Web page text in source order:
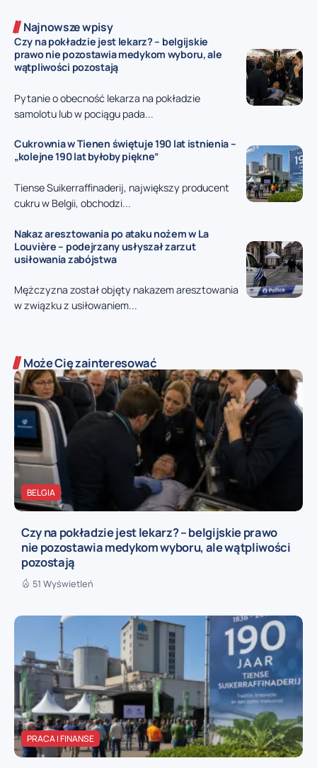
Najnowsze wpisy
Czy na pokładzie jest lekarz? – belgijskie
prawo nie pozostawia medykom wyboru, ale
wątpliwości pozostają
Pytanie o obecność lekarza na pokładzie
samolotu lub w pociągu pada...
Cukrownia w Tienen świętuje 190 lat istnienia –
„kolejne 190 lat byłoby piękne”
Tiense Suikerraffinaderij, największy producent
cukru w Belgii, obchodzi...
Nakaz aresztowania po ataku nożem w La
Louvière – podejrzany usłyszał zarzut
usiłowania zabójstwa
Mężczyzna został objęty nakazem aresztowania
w związku z usiłowaniem...
Może Cię zainteresować
BELGIA
Czy na pokładzie jest lekarz? – belgijskie prawo
nie pozostawia medykom wyboru, ale wątpliwości
pozostają
51 Wyświetleń
PRACA I FINANSE